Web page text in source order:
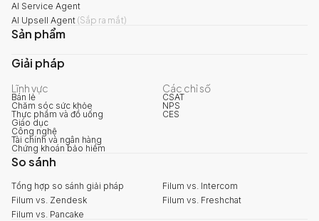
AI Service Agent
AI Upsell Agent (Sắp ra mắt)
Sản phẩm
Giải pháp
Lĩnh vực
Bán lẻ
Chăm sóc sức khỏe
Thực phẩm và đồ uống
Giáo dục
Công nghệ
Tài chính và ngân hàng
Chứng khoán bảo hiểm
Các chỉ số
CSAT
NPS
CES
So sánh
Tổng hợp so sánh giải pháp
Filum vs. Intercom
Filum vs. Zendesk
Filum vs. Freshchat
Filum vs. Pancake